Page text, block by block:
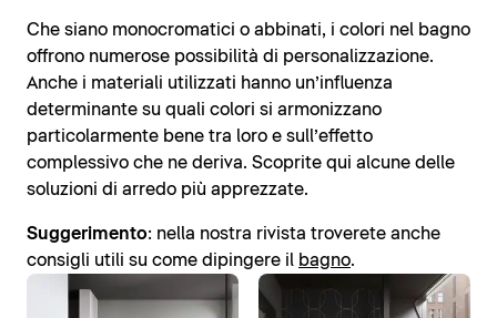
Che siano monocromatici o abbinati, i colori nel bagno
offrono numerose possibilità di personalizzazione.
Anche i materiali utilizzati hanno un’influenza
determinante su quali colori si armonizzano
particolarmente bene tra loro e sull’effetto
complessivo che ne deriva. Scoprite qui alcune delle
soluzioni di arredo più apprezzate.
Suggerimento: nella nostra rivista troverete anche
consigli utili su come dipingere il bagno.